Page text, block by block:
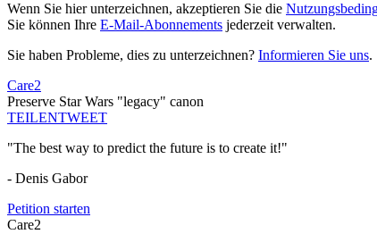
Wenn Sie hier unterzeichnen, akzeptieren Sie die
Sie können Ihre E-Mail-Abonnements jederzeit verwalten.
Sie haben Probleme, dies zu unterzeichnen? Informieren Sie uns.
Care2
Preserve Star Wars "legacy" canon
TEILENTWEET
"The best way to predict the future is to create it!"
- Denis Gabor
Petition starten
Care2